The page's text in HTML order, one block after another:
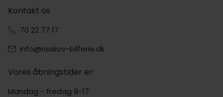
Kontakt os
70 22 77 17
info@risskov-bilferie.dk
Vores åbningstider er:
Mandag - fredag 9-17